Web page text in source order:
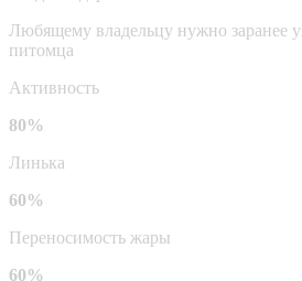
Любящему владельцу нужно заранее
питомца
Активность
80%
Линька
60%
Переносимость жары
60%